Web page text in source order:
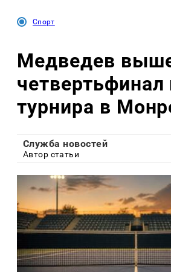
Спорт
Медведев
четвертьфинал
турнира в
Служба новостей
Автор статьи